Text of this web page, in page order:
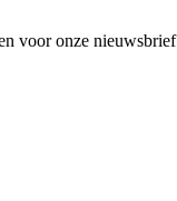
voor onze nieuwsbrief